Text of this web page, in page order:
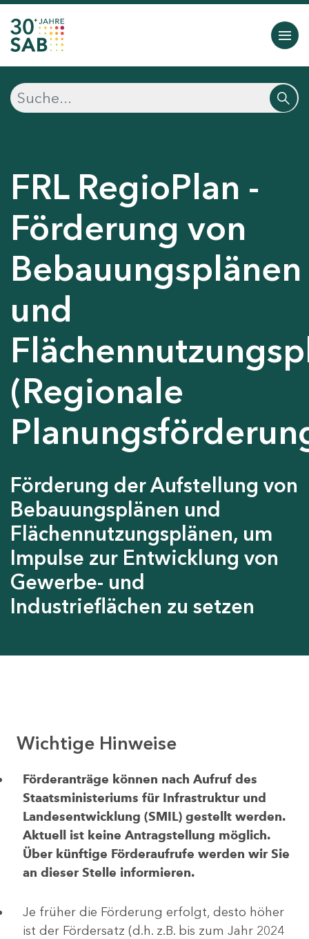
FRL RegioPlan -
Förderung von
Bebauungsplänen
und
(Regionale
Förderung der Aufstellung von
Bebauungsplänen und
Flächennutzungsplänen, um
Impulse zur Entwicklung von
Gewerbe- und
Industrieflächen zu setzen
Wichtige Hinweise
Förderanträge können nach Aufruf des
Staatsministeriums für Infrastruktur und
Landesentwicklung (SMIL) gestellt werden.
Aktuell ist keine Antragstellung möglich.
Über künftige Förderaufrufe werden wir Sie
an dieser Stelle informieren.
Je früher die Förderung erfolgt, desto höher
ist der Fördersatz (d.h. z.B. bis zum Jahr 2024